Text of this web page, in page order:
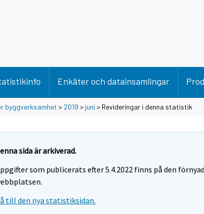
Enkäter och datainsamlingar
byggverksamhet > 2019 > juni > Revideringar i denna statistik
sida är arkiverad.
som publicerats efter 5.4.2022 finns på den
till den nya statistiksidan.